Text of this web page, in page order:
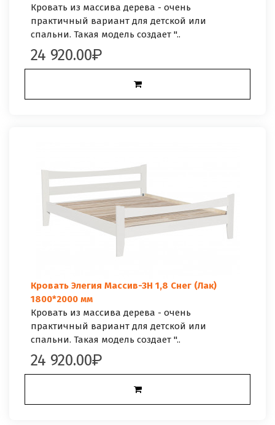
Кровать из массива дерева - очень
практичный вариант для детской или
спальни. Такая модель создает "..
24 920.00
Кровать Элегия Массив-3Н 1,8 Снег (Лак)
1800*2000 мм
Кровать из массива дерева - очень
практичный вариант для детской или
спальни. Такая модель создает "..
24 920.00